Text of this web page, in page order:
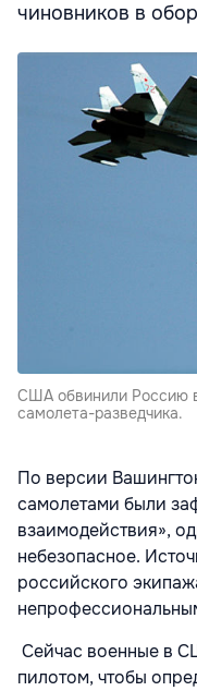
чиновников в
США обвинили Россию
самолета-разведчика.
По версии
самолетами были
взаимодействия»,
небезопасное.
российского
Сейчас военные в
пилотом, чтобы